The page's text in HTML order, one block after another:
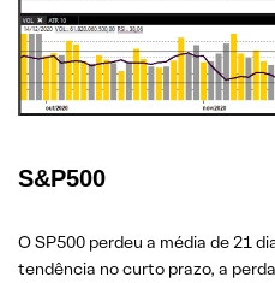
S&P500
O SP500 perdeu a média de 21
tendência no curto prazo, a